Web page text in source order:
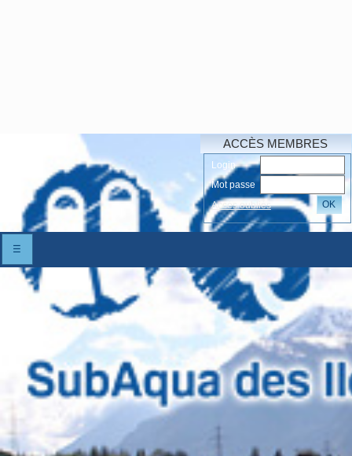
ACCÈS MEMBRES
Login
Mot passe
Accés oubliés
OK
☰